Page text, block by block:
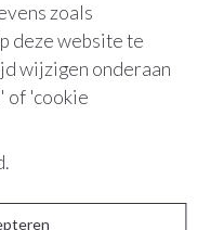
zoals
deze website te
wijzigen onderaan
of 'cookie
.
Te huur